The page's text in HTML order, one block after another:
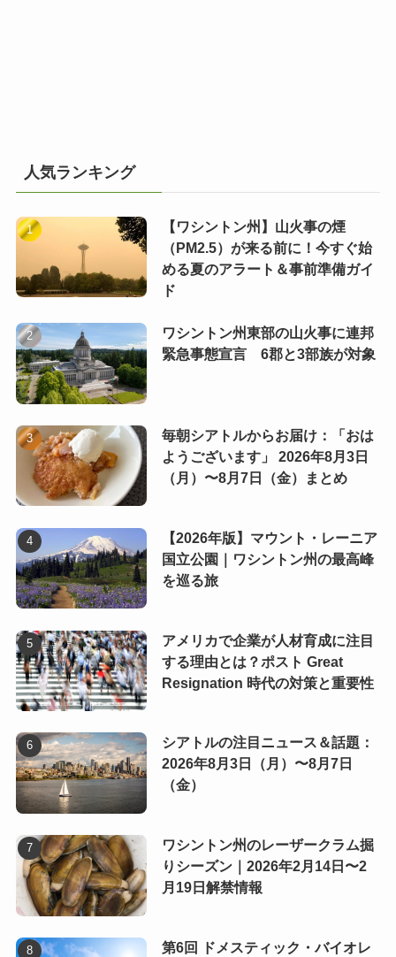
人気ランキング
【ワシントン州】山火事の煙
（PM2.5）が来る前に！今すぐ始
める夏のアラート＆事前準備ガイ
ド
ワシントン州東部の山火事に連邦
緊急事態宣言 6郡と3部族が対象
毎朝シアトルからお届け：「おは
ようございます」 2026年8月3日
（月）〜8月7日（金）まとめ
【2026年版】マウント・レーニア
国立公園｜ワシントン州の最高峰
を巡る旅
アメリカで企業が人材育成に注目
する理由とは？ポスト Great
Resignation 時代の対策と重要性
シアトルの注目ニュース＆話題：
2026年8月3日（月）〜8月7日
（金）
ワシントン州のレーザークラム掘
りシーズン｜2026年2月14日〜2
月19日解禁情報
第6回 ドメスティック・バイオレ